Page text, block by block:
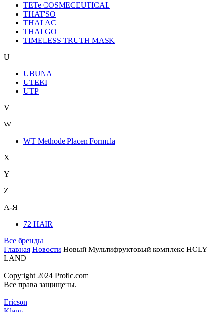
TETe COSMECEUTICAL
THAT'SO
THALAC
THALGO
TIMELESS TRUTH MASK
U
UBUNA
UTEKI
UTP
V
W
WT Methode Placen Formula
X
Y
Z
А-Я
72 HAIR
Все бренды
Главная Новости Новый Мультифруктовый комплекс HOLY
LAND
Copyright 2024 Proflc.com
Все права защищены.
Ericson